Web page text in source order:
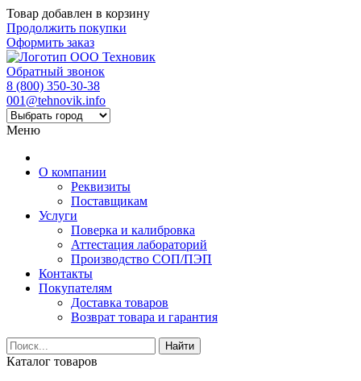
Товар добавлен в корзину
Продолжить покупки
Оформить заказ
Обратный звонок
8 (800) 350-30-38
001@tehnovik.info
Меню
О компании
Реквизиты
Поставщикам
Услуги
Поверка и калибровка
Аттестация лабораторий
Производство СОП/ПЭП
Контакты
Покупателям
Доставка товаров
Возврат товара и гарантия
Найти
Каталог товаров